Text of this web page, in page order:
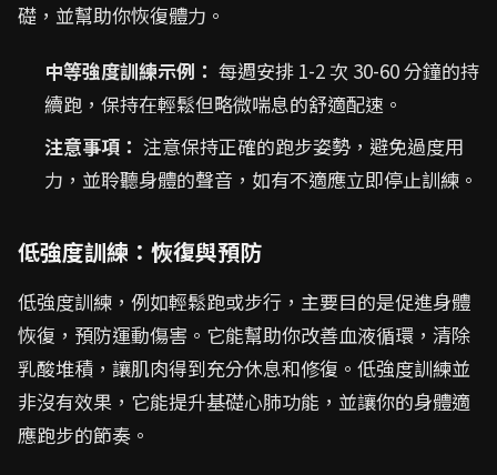
礎，並幫助你恢復體力。
中等強度訓練示例： 每週安排 1-2 次 30-60 分鐘的持
續跑，保持在輕鬆但略微喘息的舒適配速。
注意事項： 注意保持正確的跑步姿勢，避免過度用
力，並聆聽身體的聲音，如有不適應立即停止訓練。
低強度訓練：恢復與預防
低強度訓練，例如輕鬆跑或步行，主要目的是促進身體
恢復，預防運動傷害。它能幫助你改善血液循環，清除
乳酸堆積，讓肌肉得到充分休息和修復。低強度訓練並
非沒有效果，它能提升基礎心肺功能，並讓你的身體適
應跑步的節奏。